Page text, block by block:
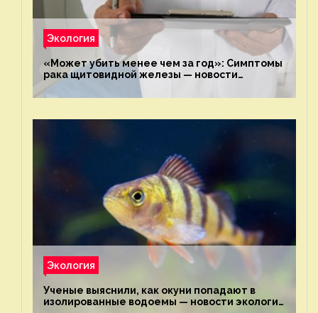
Экология
«Может убить менее чем за год»: Симптомы
рака щитовидной железы — новости
экологии на ECOportal
Экология
Ученые выяснили, как окуни попадают в
изолированные водоемы — новости экологии